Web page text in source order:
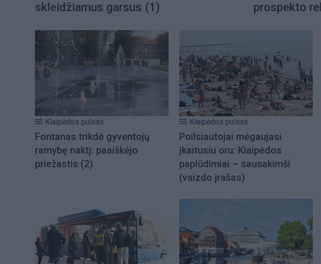
skleidžiamus garsus (1)
prospekto
Klaipėdos pulsas
Fontanas trikdė gyventojų
ramybę naktį: paaiškėjo
priežastis (2)
Klaipėdos pulsas
Poilsiautojai mėgaujasi
įkaitusiu oru: Klaipėdos
paplūdimiai – sausakimši
(vaizdo įrašas)